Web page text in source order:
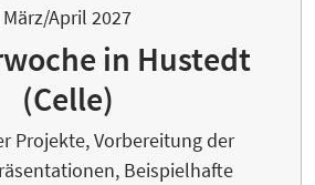
März/April 2027
in Hustedt
(Celle)
Projekte, Vorbereitung der
Beispielhafte